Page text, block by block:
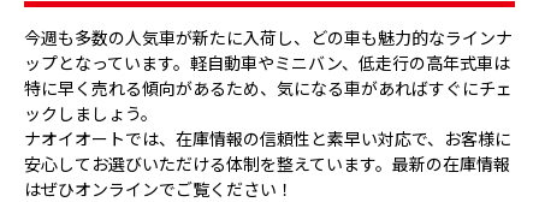
今週も多数の人気車が新たに入荷し、どの車も魅力的なラインナ
ップとなっています。軽自動車やミニバン、低走行の高年式車は
特に早く売れる傾向があるため、気になる車があればすぐにチェ
ックしましょう。
ナオイオートでは、在庫情報の信頼性と素早い対応で、お客様に
安心してお選びいただける体制を整えています。最新の在庫情報
はぜひオンラインでご覧ください！